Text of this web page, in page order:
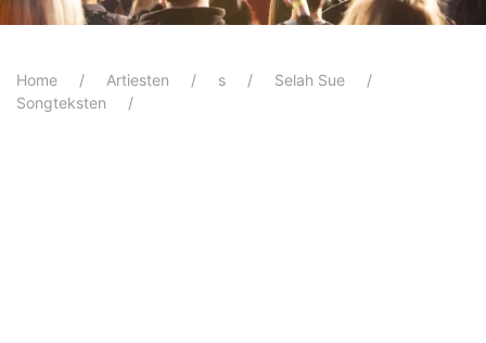
Home Artiesten s
Selah Sue
Songteksten